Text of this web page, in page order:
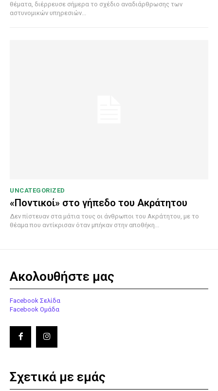
θέματα, διέρρευσε σήμερα το σχέδιο αναδιάρθρωσης των
αστυνομικών υπηρεσιών...
UNCATEGORIZED
«Ποντικοί» στο γήπεδο του Ακράτητου
Δεν πίστευαν στα μάτια τους οι άνθρωποι του Ακράτητου, με το
θέαμα που αντίκρισαν όταν μπήκαν στην αποθήκη...
Ακολουθήστε μας
Facebook Σελίδα
Facebook Ομάδα
Σχετικά με εμάς